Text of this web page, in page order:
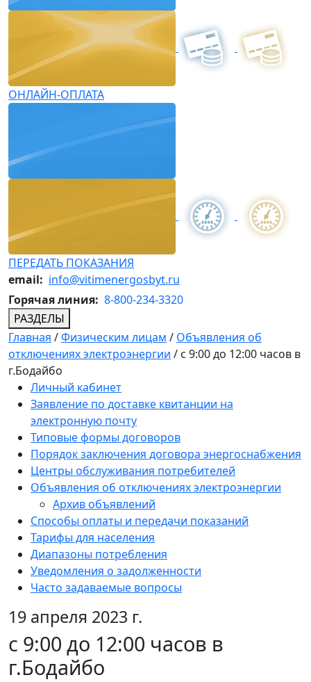
ОНЛАЙН-ОПЛАТА
ПЕРЕДАТЬ ПОКАЗАНИЯ
email: info@vitimenergosbyt.ru
Горячая линия: 8-800-234-3320
РАЗДЕЛЫ
Главная /Физическим лицам / Объявления об
отключениях электроэнергии / с 9:00 до 12:00 часов в
г.Бодайбо
Личный кабинет
Заявление по доставке квитанции на
электронную почту
Типовые формы договоров
Порядок заключения договора энергоснабжения
Центры обслуживания потребителей
Объявления об отключениях электроэнергии
Архив объявлений
Способы оплаты и передачи показаний
Тарифы для населения
Диапазоны потребления
Уведомления о задолженности
Часто задаваемые вопросы
19 апреля 2023 г.
с 9:00 до 12:00 часов в
г.Бодайбо